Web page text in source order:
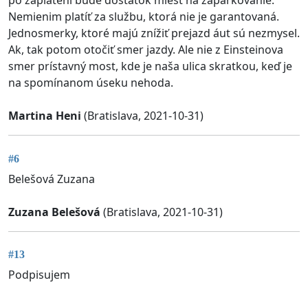
Nemienim platíť za službu, ktorá nie je garantovaná.
Jednosmerky, ktoré majú znížiť prejazd áut sú nezmysel.
Ak, tak potom otočiť smer jazdy. Ale nie z Einsteinova
smer prístavný most, kde je naša ulica skratkou, keď je
na spomínanom úseku nehoda.
Martina Heni (Bratislava, 2021-10-31)
#6
Belešová Zuzana
Zuzana Belešová (Bratislava, 2021-10-31)
#13
Podpisujem